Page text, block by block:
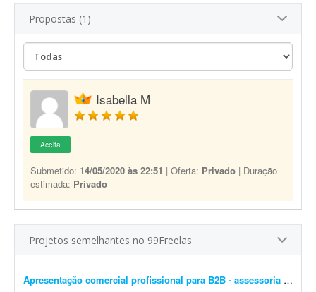
Propostas (1)
Isabella M
Aceita
Submetido: 14/05/2020 às 22:51 | Oferta: Privado | Duração
estimada: Privado
Projetos semelhantes no 99Freelas
Apresentação comercial profissional para B2B - assessoria de marketplace